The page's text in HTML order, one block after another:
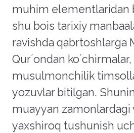
muhim elementlaridan
shu bois tarixiy
ravishda qabrtoshlarga
Qurʼondan
musulmonchilik
yozuvlar bitilgan.
muayyan zamonlardagi
yaxshiroq tushunish